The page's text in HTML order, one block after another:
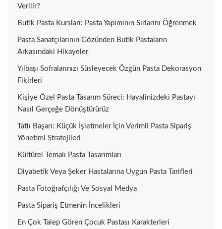
Verilir?
Butik Pasta Kursları: Pasta Yapımının Sırlarını Öğrenmek
Pasta Sanatçılarının Gözünden Butik Pastaların
Arkasındaki Hikayeler
Yılbaşı Sofralarınızı Süsleyecek Özgün Pasta Dekorasyon
Fikirleri
Kişiye Özel Pasta Tasarım Süreci: Hayalinizdeki Pastayı
Nasıl Gerçeğe Dönüştürürüz
Tatlı Başarı: Küçük İşletmeler İçin Verimli Pasta Sipariş
Yönetimi Stratejileri
Kültürel Temalı Pasta Tasarımları
Diyabetik Veya Şeker Hastalarına Uygun Pasta Tarifleri
Pasta Fotoğrafçılığı Ve Sosyal Medya
Pasta Sipariş Etmenin İncelikleri
En Çok Talep Gören Çocuk Pastası Karakterleri